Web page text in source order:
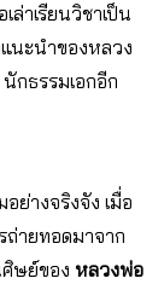
าเรียนวิชาเป็น
นะนำของหลวง
กธรรมเอกอีก
ย่างจริงจัง เมื่อ
ถ่ายทอดมาจาก
ษย์ของ หลวงพ่อ